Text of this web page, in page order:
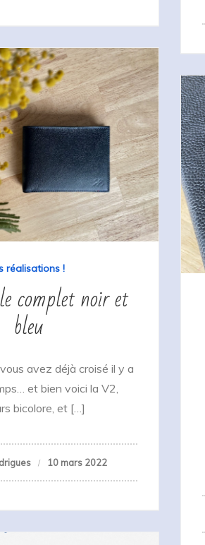
réalisations !
complet noir et
bleu
avez déjà croisé il y a
et bien voici la V2,
bicolore, et […]
10 mars 2022